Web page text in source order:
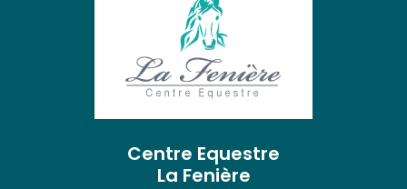
Centre Equestre
La Fenière